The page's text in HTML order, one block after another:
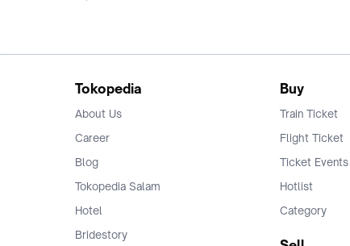
Tokopedia
About Us
Career
Blog
Tokopedia Salam
Hotel
Bridestory
Buy
Train Ticket
Flight Ticket
Ticket Events
Hotlist
Category